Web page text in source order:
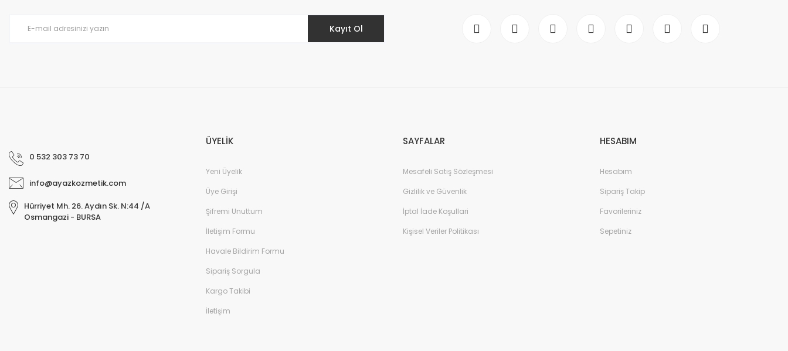
Kayıt Ol
0 532 303 73 70
info@ayazkozmetik.com
Hürriyet Mh. 26. Aydın Sk. N:44 /A
Osmangazi - BURSA
ÜYELİK
Yeni Üyelik
Üye Girişi
Şifremi Unuttum
İletişim Formu
Havale Bildirim Formu
Sipariş Sorgula
Kargo Takibi
İletişim
SAYFALAR
Mesafeli Satış Sözleşmesi
Gizlilik ve Güvenlik
İptal İade Koşullari
Kişisel Veriler Politikası
HESABIM
Hesabım
Sipariş Takip
Favorileriniz
Sepetiniz